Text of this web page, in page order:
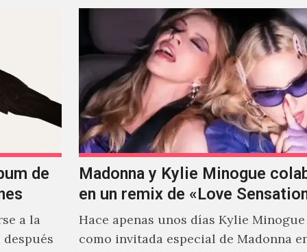
de
a la
Madonna y Kylie Minogue
en un remix de «Love
Hace apenas unos días Kylie
como invitada especial de Madonna